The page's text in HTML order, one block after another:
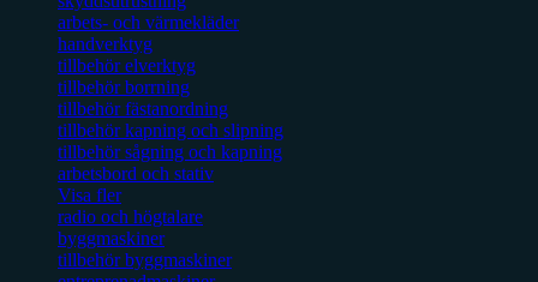
arbets- och värmekläder
handverktyg
tillbehör elverktyg
tillbehör borrning
tillbehör fästanordning
tillbehör kapning och slipning
tillbehör sågning och kapning
arbetsbord och stativ
Visa fler
radio och högtalare
byggmaskiner
tillbehör byggmaskiner